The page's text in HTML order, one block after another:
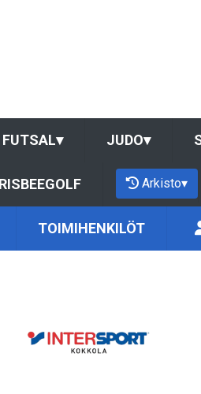
FUTSAL▾ JUDO▾
Arkisto▾
TOIMIHENKILÖT